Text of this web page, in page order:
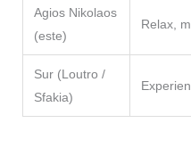
Agios Nikolaos
(este)
Relax,
Sur (Loutro /
Sfakia)